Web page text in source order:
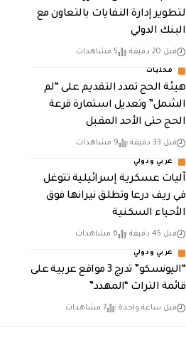
لتطوير إدارة النفايات بالتعاون مع
البنك الدولي
قبل 20 دقيقة 5 مشاهدات
محليات
هيئة الحج تمدد التقديم على “لم
الشمل” وتعديل استمارة قرعة
الحج حتى الأحد المقبل
قبل 33 دقيقة 9 مشاهدات
عربي ودولي
آليات عسكرية إسرائيلية تتوغل
في ريف درعا وتطلق نيرانها فوق
الأحياء السكنية
قبل 45 دقيقة 6 مشاهدات
عربي ودولي
“اليونسكو” تدرج 3 مواقع عربية على
قائمة التراث “المهدد”
قبل ساعة واحدة 7 مشاهدات